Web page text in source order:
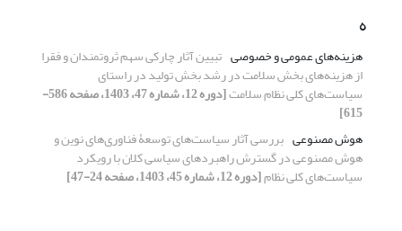
ه
هزینه‌های عمومی و خصوصی تبیین آثار چارکی سهم ثروتمندان و فقرا
از هزینه‌های بخش سلامت در رشد بخش تولید در راستای
سیاست‌های کلی نظام سلامت [دوره 12، شماره 47، 1403، صفحه 586-
615]
هوش مصنوعی بررسی آثار سیاست‌‌های توسعۀ‌‌ فناوری‌‌های نوین و
هوش مصنوعی در گسترش راهبردهای سیاسی کلان با رویکرد
سیاست‌‌های کلی نظام[دوره 12، شماره 45، 1403، صفحه 24-47]